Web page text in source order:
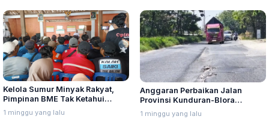
Kelola Sumur Minyak Rakyat,
Pimpinan BME Tak Ketahui
Wujud Stampel
1 minggu yang lalu
Anggaran Perbaikan Jalan
Provinsi Kunduran-Blora
Dipangkas Jadi Rp2 Miliar
1 minggu yang lalu